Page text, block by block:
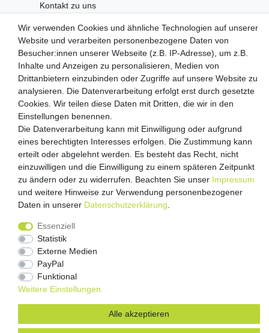
Kontakt zu uns
Zahlungsanbieter
Versandpartner
Impressum Daten­schutz­erklärung
Barrierefreiheitserklärung
Wir verwenden Cookies und ähnliche Technologien auf unserer
Website und verarbeiten personenbezogene Daten von
Besucher:innen unserer Webseite (z.B. IP-Adresse), um z.B.
Inhalte und Anzeigen zu personalisieren, Medien von
Drittanbietern einzubinden oder Zugriffe auf unsere Website zu
analysieren. Die Datenverarbeitung erfolgt erst durch gesetzte
Cookies. Wir teilen diese Daten mit Dritten, die wir in den
Einstellungen benennen.
Die Datenverarbeitung kann mit Einwilligung oder aufgrund
eines berechtigten Interesses erfolgen. Die Zustimmung kann
erteilt oder abgelehnt werden. Es besteht das Recht, nicht
einzuwilligen und die Einwilligung zu einem späteren Zeitpunkt
zu ändern oder zu widerrufen. Beachten Sie unser Impressum
und weitere Hinweise zur Verwendung personenbezogener
Daten in unserer Daten­schutz­erklärung
Essenziell
Statistik
Externe Medien
PayPal
Funktional
Weitere Einstellungen
Alle akzeptieren